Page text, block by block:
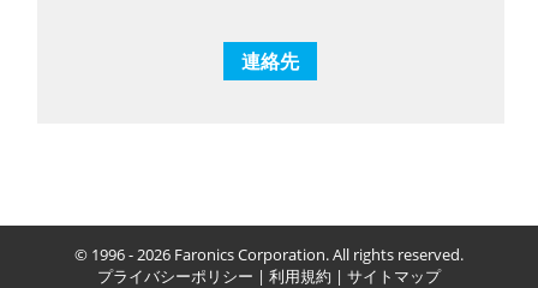
連絡先
© 1996 - 2026 Faronics Corporation. All rights reserved.
プライバシーポリシー | 利用規約 | サイトマップ